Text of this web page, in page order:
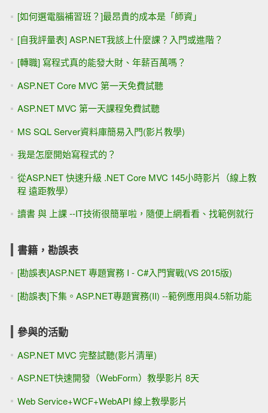
[如何選電腦補習班？]最昂貴的成本是「師資」
[自我評量表] ASP.NET我該上什麼課？入門或進階？
[轉職] 寫程式真的能發大財、年薪百萬嗎？
ASP.NET Core MVC 第一天免費試聽
ASP.NET MVC 第一天課程免費試聽
MS SQL Server資料庫簡易入門(影片教學)
我是怎麼開始寫程式的？
從ASP.NET 快速升級 .NET Core MVC 145小時影片（線上教
程 遠距教學）
讀書 與 上課 --IT技術很簡單啦，隨便上網看看、找範例就行
書籍，勘誤表
[勘誤表]ASP.NET 專題實務 I - C#入門實戰(VS 2015版)
[勘誤表]下集。ASP.NET專題實務(II) --範例應用與4.5新功能
參與的活動
ASP.NET MVC 完整試聽(影片清單)
ASP.NET快速開發（WebForm）教學影片 8天
Web Service+WCF+WebAPI 線上教學影片